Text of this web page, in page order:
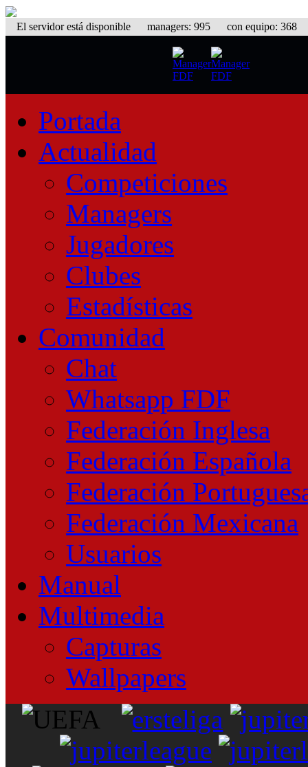
El servidor está disponible managers: 995 con equipo: 368
Portada
Actualidad
Competiciones
Managers
Jugadores
Clubes
Estadísticas
Comunidad
Chat
Whatsapp FDF
Federación Inglesa
Federación Española
Federación
Federación Mexicana
Usuarios
Manual
Multimedia
Capturas
Wallpapers